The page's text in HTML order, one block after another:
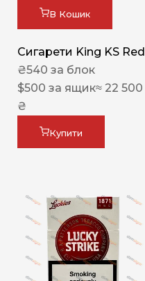
В Кошик
Сигарети King KS Red
₴540 за блок
$500 за ящик≈ 22 500
₴
Купити